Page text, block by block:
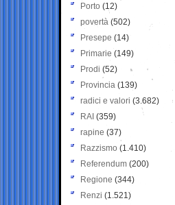
Porto (12)
povertà (502)
Presepe (14)
Primarie (149)
Prodi (52)
Provincia (139)
radici e valori (3.682)
RAI (359)
rapine (37)
Razzismo (1.410)
Referendum (200)
Regione (344)
Renzi (1.521)